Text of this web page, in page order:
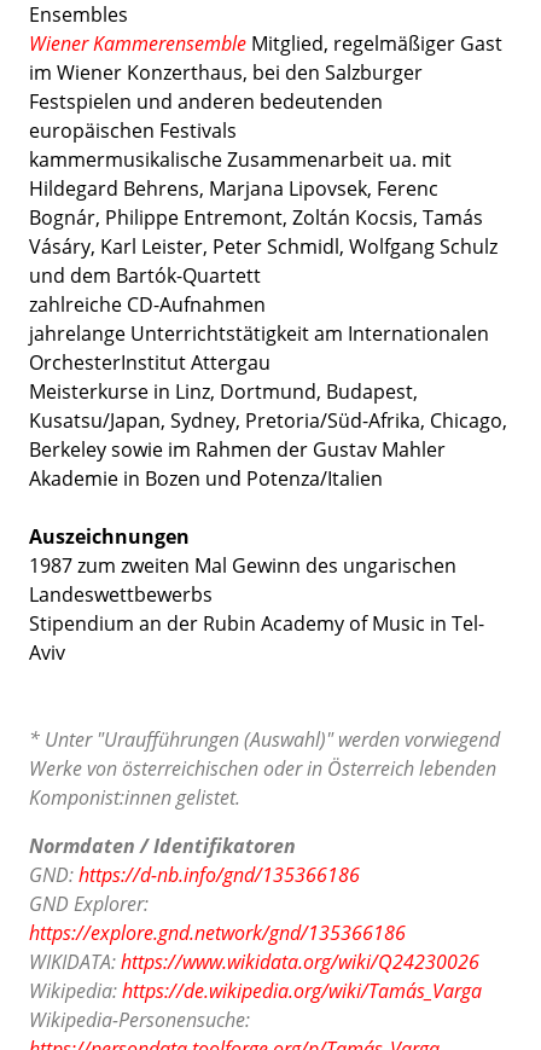
Ensembles
Wiener Kammerensemble Mitglied, regelmäßiger Gast
im Wiener Konzerthaus, bei den Salzburger
Festspielen und anderen bedeutenden
europäischen Festivals
kammermusikalische Zusammenarbeit ua. mit
Hildegard Behrens, Marjana Lipovsek, Ferenc
Bognár, Philippe Entremont, Zoltán Kocsis, Tamás
Vásáry, Karl Leister, Peter Schmidl, Wolfgang Schulz
und dem Bartók-Quartett
zahlreiche CD-Aufnahmen
jahrelange Unterrichtstätigkeit am Internationalen
OrchesterInstitut Attergau
Meisterkurse in Linz, Dortmund, Budapest,
Kusatsu/Japan, Sydney, Pretoria/Süd-Afrika, Chicago,
Berkeley sowie im Rahmen der Gustav Mahler
Akademie in Bozen und Potenza/Italien
Auszeichnungen
1987 zum zweiten Mal Gewinn des ungarischen
Landeswettbewerbs
Stipendium an der Rubin Academy of Music in Tel-
Aviv
* Unter "Uraufführungen (Auswahl)" werden vorwiegend
Werke von österreichischen oder in Österreich lebenden
Komponist:innen gelistet.
Normdaten / Identifikatoren
GND:https://d-nb.info/gnd/135366186
GND Explorer:
https://explore.gnd.network/gnd/135366186
WIKIDATA:https://www.wikidata.org/wiki/Q24230026
Wikipedia:https://de.wikipedia.org/wiki/Tamás_Varga
Wikipedia-Personensuche: